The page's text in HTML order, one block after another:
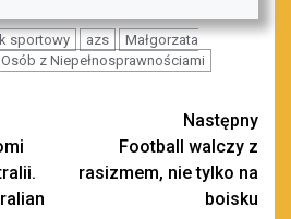
sportowy azs
Małgorzata
z Niepełnosprawnościami
Następny
Football walczy z
rasizmem, nie tylko na
boisku